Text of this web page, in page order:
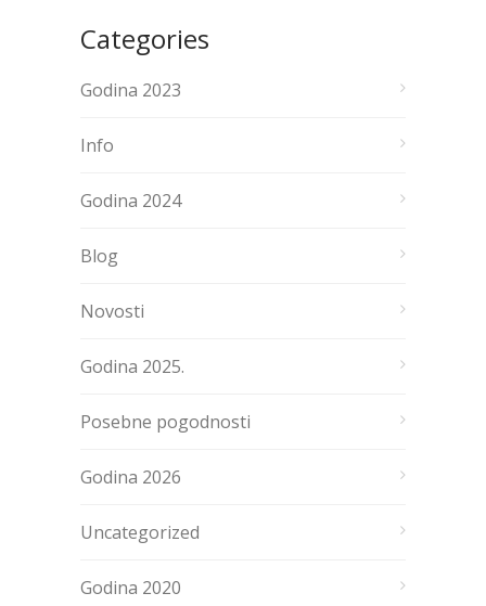
Categories
Godina 2023
Info
Godina 2024
Blog
Novosti
Godina 2025.
Posebne pogodnosti
Godina 2026
Uncategorized
Godina 2020